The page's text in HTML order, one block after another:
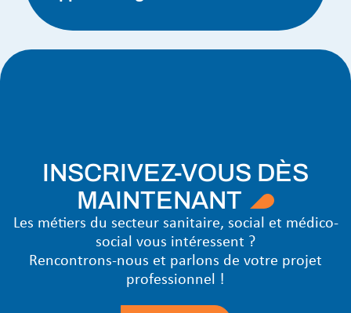
INSCRIVEZ-VOUS DÈS
MAINTENANT
Les métiers du secteur sanitaire, social et médico-
social vous intéressent ?
Rencontrons-nous et parlons de votre projet
professionnel !